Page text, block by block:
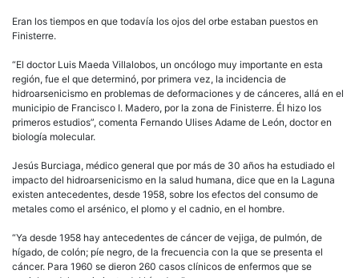
Eran los tiempos en que todavía los ojos del orbe estaban puestos en
Finisterre.
“El doctor Luis Maeda Villalobos, un oncólogo muy importante en esta
región, fue el que determinó, por primera vez, la incidencia de
hidroarsenicismo en problemas de deformaciones y de cánceres, allá en el
municipio de Francisco I. Madero, por la zona de Finisterre. Él hizo los
primeros estudios”, comenta Fernando Ulises Adame de León, doctor en
biología molecular.
Jesús Burciaga, médico general que por más de 30 años ha estudiado el
impacto del hidroarsenicismo en la salud humana, dice que en la Laguna
existen antecedentes, desde 1958, sobre los efectos del consumo de
metales como el arsénico, el plomo y el cadnio, en el hombre.
“Ya desde 1958 hay antecedentes de cáncer de vejiga, de pulmón, de
hígado, de colón; píe negro, de la frecuencia con la que se presenta el
cáncer. Para 1960 se dieron 260 casos clínicos de enfermos que se